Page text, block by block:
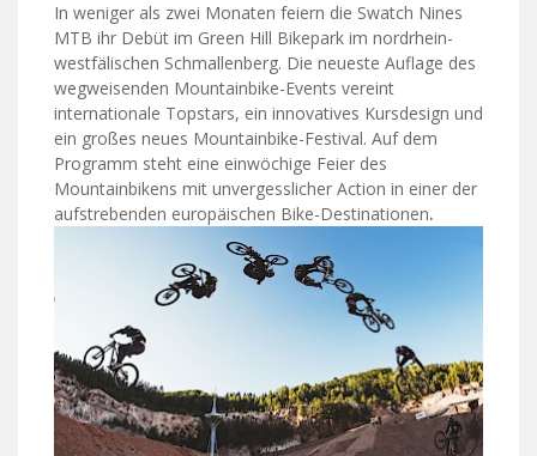
In weniger als zwei Monaten feiern die Swatch Nines
MTB ihr Debüt im Green Hill Bikepark im nordrhein-
westfälischen Schmallenberg. Die neueste Auflage des
wegweisenden Mountainbike-Events vereint
internationale Topstars, ein innovatives Kursdesign und
ein großes neues Mountainbike-Festival. Auf dem
Programm steht eine einwöchige Feier des
Mountainbikens mit unvergesslicher Action in einer der
aufstrebenden europäischen Bike-Destinationen.